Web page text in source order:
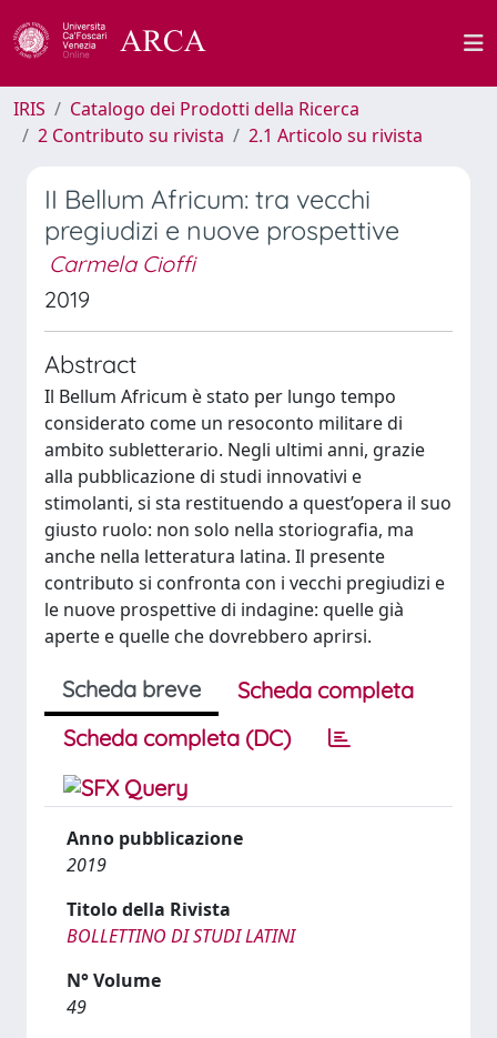
IRIS
Catalogo dei Prodotti della Ricerca
2 Contributo su rivista
2.1 Articolo su rivista
II Bellum Africum: tra vecchi
pregiudizi e nuove prospettive
Carmela Cioffi
2019
Abstract
Il Bellum Africum è stato per lungo tempo
considerato come un resoconto militare di
ambito subletterario. Negli ultimi anni, grazie
alla pubblicazione di studi innovativi e
stimolanti, si sta restituendo a quest’opera il suo
giusto ruolo: non solo nella storiografia, ma
anche nella letteratura latina. Il presente
contributo si confronta con i vecchi pregiudizi e
le nuove prospettive di indagine: quelle già
aperte e quelle che dovrebbero aprirsi.
Scheda breve
Scheda completa
Scheda completa (DC)
Anno pubblicazione
2019
Titolo della Rivista
BOLLETTINO DI STUDI LATINI
N° Volume
49